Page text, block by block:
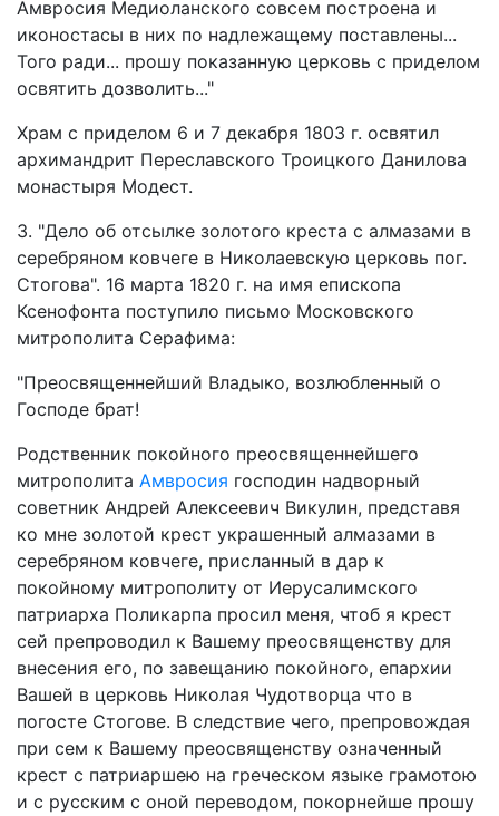
Амвросия Медиоланского совсем построена и
иконостасы в них по надлежащему поставлены...
Того ради... прошу показанную церковь с приделом
освятить дозволить..."
Храм с приделом 6 и 7 декабря 1803 г. освятил
архимандрит Переславского Троицкого Данилова
монастыря Модест.
3. "Дело об отсылке золотого креста с алмазами в
серебряном ковчеге в Николаевскую церковь пог.
Стогова". 16 марта 1820 г. на имя епископа
Ксенофонта поступило письмо Московского
митрополита Серафима:
"Преосвященнейший Владыко, возлюбленный о
Господе брат!
Родственник покойного преосвященнейшего
митрополита Амвросия господин надворный
советник Андрей Алексеевич Викулин, представя
ко мне золотой крест украшенный алмазами в
серебряном ковчеге, присланный в дар к
покойному митрополиту от Иерусалимского
патриарха Поликарпа просил меня, чтоб я крест
сей препроводил к Вашему преосвященству для
внесения его, по завещанию покойного, епархии
Вашей в церковь Николая Чудотворца что в
погосте Стогове. В следствие чего, препровождая
при сем к Вашему преосвященству означенный
крест с патриаршею на греческом языке грамотою
и с русским с оной переводом, покорнейше прошу